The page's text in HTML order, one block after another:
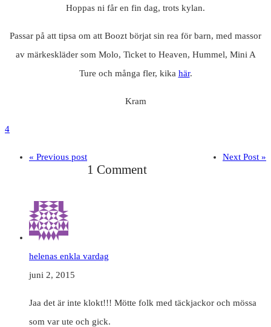
Hoppas ni får en fin dag, trots kylan.
Passar på att tipsa om att Boozt börjat sin rea för barn, med massor
av märkeskläder som Molo, Ticket to Heaven, Hummel, Mini A
Ture och många fler, kika här.
Kram
4
« Previous post Next Post »
1 Comment
helenas enkla vardag
juni 2, 2015
Jaa det är inte klokt!!! Mötte folk med täckjackor och mössa
som var ute och gick.